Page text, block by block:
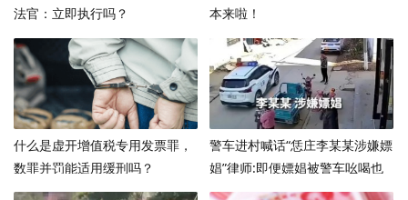
法官：立即执行吗？
本来啦！
什么是虚开增值税专用发票罪，
数罪并罚能适用缓刑吗？
警车进村喊话“恁庄李某某涉嫌嫖
娼”律师:即便嫖娼被警车吆喝也
构成侵权 ！